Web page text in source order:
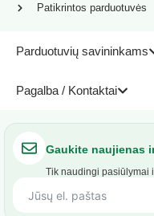
Parduotuvių savininkams
Pagalba / Kontaktai
Patikrintos parduotuvės
Gaukite naujienas
Tik naudingi pasiūlymai